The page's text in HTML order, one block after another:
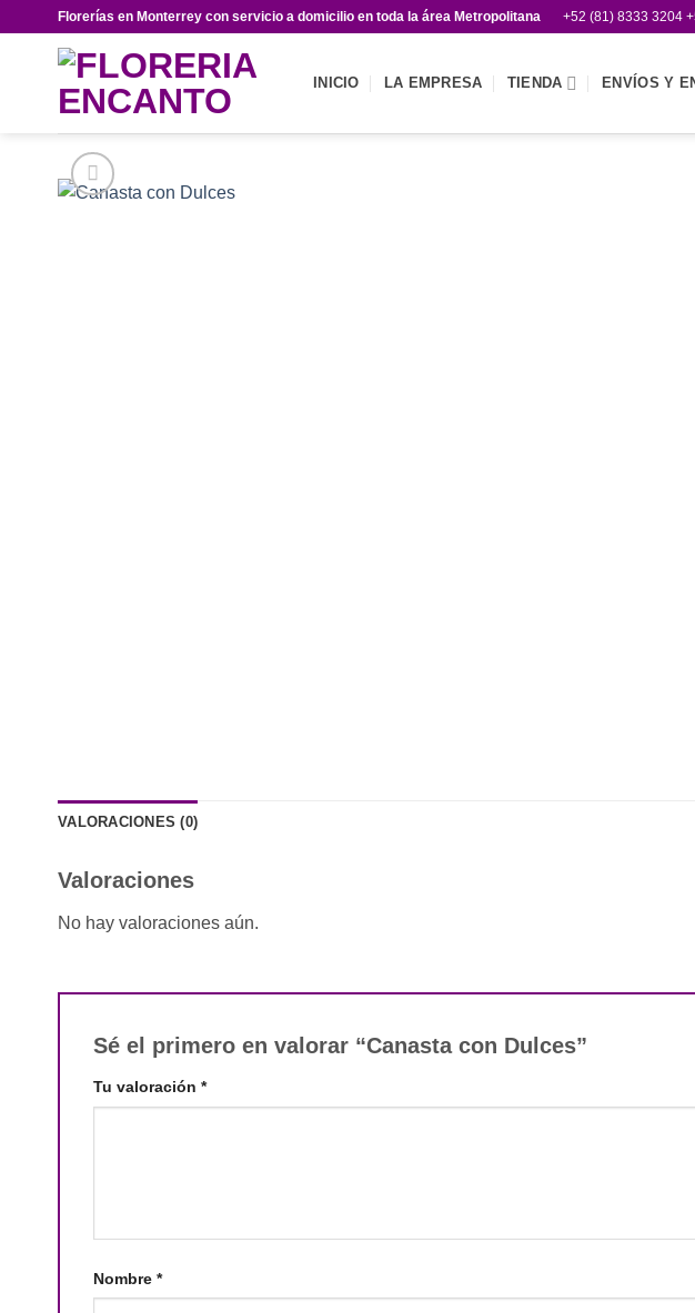
contenido
Florerías en Monterrey con servicio a domicilio en toda la área Metropolitana +52 (81) 8333 3204
INICIO LA EMPRESA TIENDA ENVÍOS Y
VALORACIONES (0)
Valoraciones
No hay valoraciones aún.
Sé el primero en valorar “Canasta con Dulces”
Tu valoración *
Nombre *